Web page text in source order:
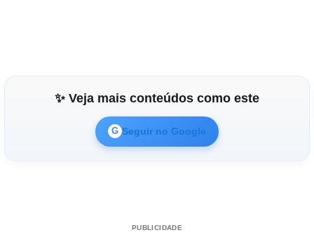
✨ Veja mais conteúdos como este
G Seguir no Google
PUBLICIDADE